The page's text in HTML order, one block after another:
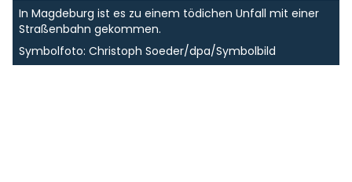
In Magdeburg ist es zu einem tödichen Unfall mit einer
Straßenbahn gekommen.
Symbolfoto: Christoph Soeder/dpa/Symbolbild